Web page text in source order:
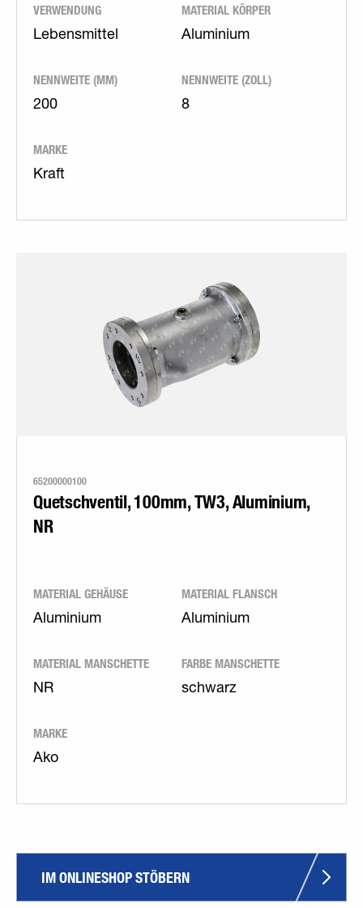
VERWENDUNG
Lebensmittel
MATERIAL KÖRPER
Aluminium
NENNWEITE (MM)
200
NENNWEITE (ZOLL)
8
MARKE
Kraft
65200000100
Quetschventil, 100mm, TW3, Aluminium,
NR
MATERIAL GEHÄUSE
Aluminium
MATERIAL FLANSCH
Aluminium
MATERIAL MANSCHETTE
NR
FARBE MANSCHETTE
schwarz
MARKE
Ako
IM ONLINESHOP STÖBERN